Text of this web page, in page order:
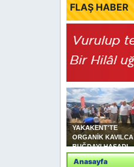
FLAŞ HABER
YAKAKENT'TE
ORGANİK KAVILCA
BUĞDAYI HASADI
YAPILDI
Anasayfa